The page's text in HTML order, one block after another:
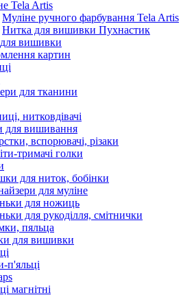
Tela Artis
Муліне ручного фарбування Tela Artis
Нитка для вишивки Пухнастик
вишивки
картин
для тканини
нитковдівачі
для вишивання
вспорювачі, різаки
тримачі голки
для ниток, бобінки
для муліне
для ножиць
для рукоділля, смітнички
пяльца
для вишивки
п'яльці
магнітні